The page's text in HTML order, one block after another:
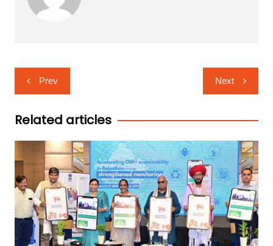
Post
navigation
Prev Next
Related articles